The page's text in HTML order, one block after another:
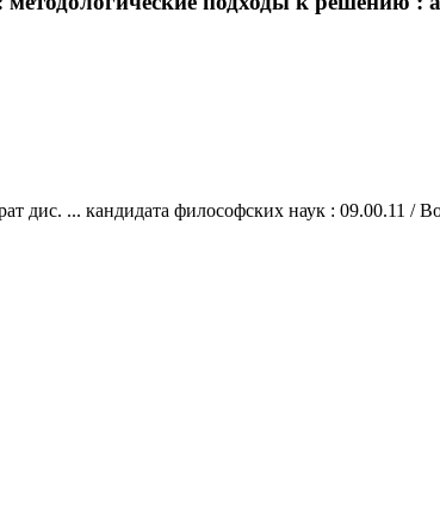
дис. ... кандидата философских наук : 09.00.11 /